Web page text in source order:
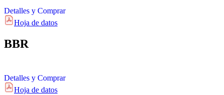
Detalles y Comprar
Hoja de datos
BBR
Detalles y Comprar
Hoja de datos